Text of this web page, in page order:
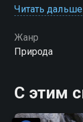
Читать дальше
Жанр
Природа
С этим